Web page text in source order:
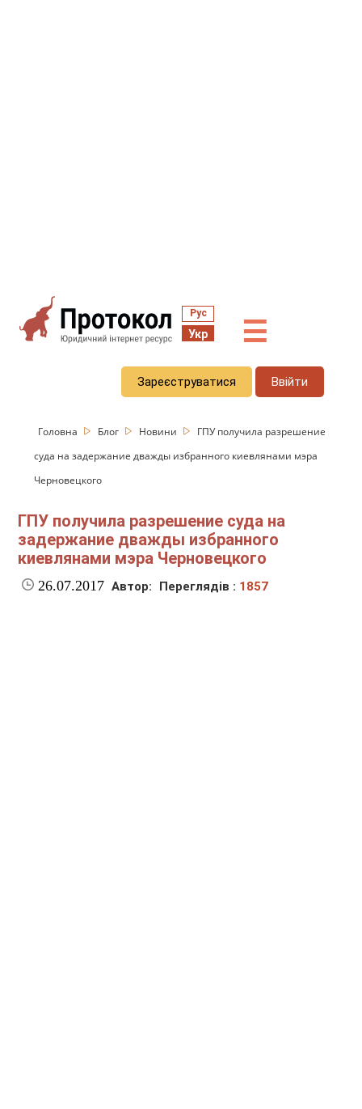
Рус
Укр ☰
Зареєструватися Ввійти
Головна Блог Новини
ГПУ получила разрешение
суда на задержание дважды избранного киевлянами мэра
Черновецкого
ГПУ получила разрешение суда на
задержание дважды избранного
киевлянами мэра Черновецкого
26.07.2017 Автор: Переглядів : 1857